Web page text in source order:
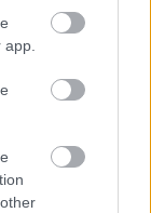
Szolnok:
a